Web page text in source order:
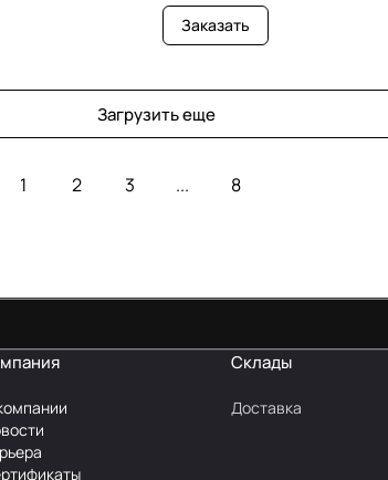
Заказать
Загрузить еще
1 2 3 ... 8
Склады
Доставка